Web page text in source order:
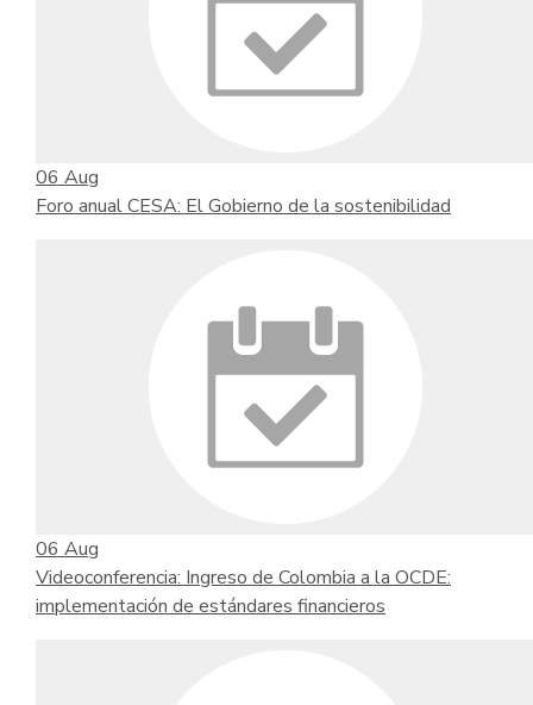
06 Aug
Foro anual CESA: El Gobierno de la sostenibilidad
06 Aug
Videoconferencia: Ingreso de Colombia a la OCDE:
implementación de estándares financieros